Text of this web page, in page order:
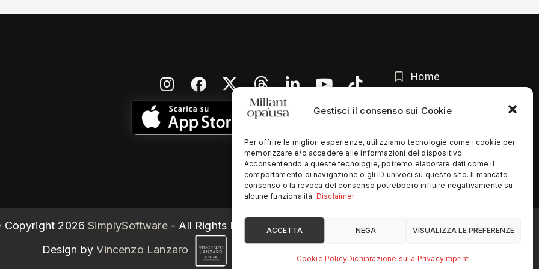
Gestisci il consenso sui Cookie
Per offrire le migliori esperienze, utilizziamo tecnologie come i cookie per
memorizzare e/o accedere alle informazioni del dispositivo.
Acconsentendo a queste tecnologie, potremo elaborare dati come il
comportamento di navigazione o gli ID univoci su questo sito. Il mancato
consenso o la revoca del consenso potrebbero influire negativamente su
alcune funzionalità. Disclaimer
ACCETTA NEGA VISUALIZZA LE PREFERENZE
Cookie PolicyDichiarazione sulla PrivacyImprint
Home
Privacy Policy
2026 SimplySoftware- All Rights Reserved
Design byVincenzo Lanzaro